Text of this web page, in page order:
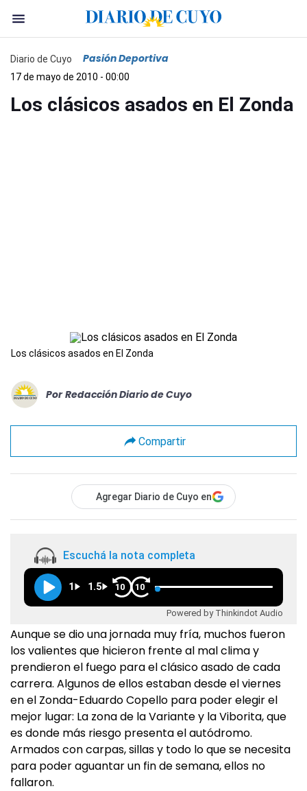
Diario de Cuyo Pasión Deportiva
17 de mayo de 2010 - 00:00
Los clásicos asados en El Zonda
Los clásicos asados en El Zonda
Por Redacción Diario de Cuyo
Compartir
Agregar Diario de Cuyo en
Escuchá la nota completa
1 1.5 10 10
Powered by Thinkindot Audio
Aunque se dio una jornada muy fría, muchos fueron
los valientes que hicieron frente al mal clima y
prendieron el fuego para el clásico asado de cada
carrera. Algunos de ellos estaban desde el viernes
en el Zonda-Eduardo Copello para poder elegir el
mejor lugar: La zona de la Variante y la Viborita, que
es donde más riesgo presenta el autódromo.
Armados con carpas, sillas y todo lo que se necesita
para poder aguantar un fin de semana, ellos no
fallaron.